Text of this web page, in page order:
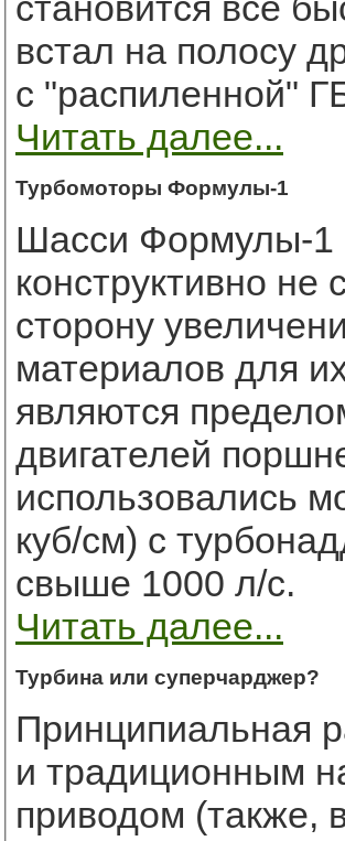
встал на полосу
с "распиленной"
Читать далее...
Турбомоторы Формулы-1
Шасси Формулы-1
конструктивно не
сторону
материалов для
являются
двигателей
использовались
куб/см) с
свыше 1000 л/с.
Читать далее...
Турбина или суперчарджер?
Принципиальная
и традиционным
приводом (также,